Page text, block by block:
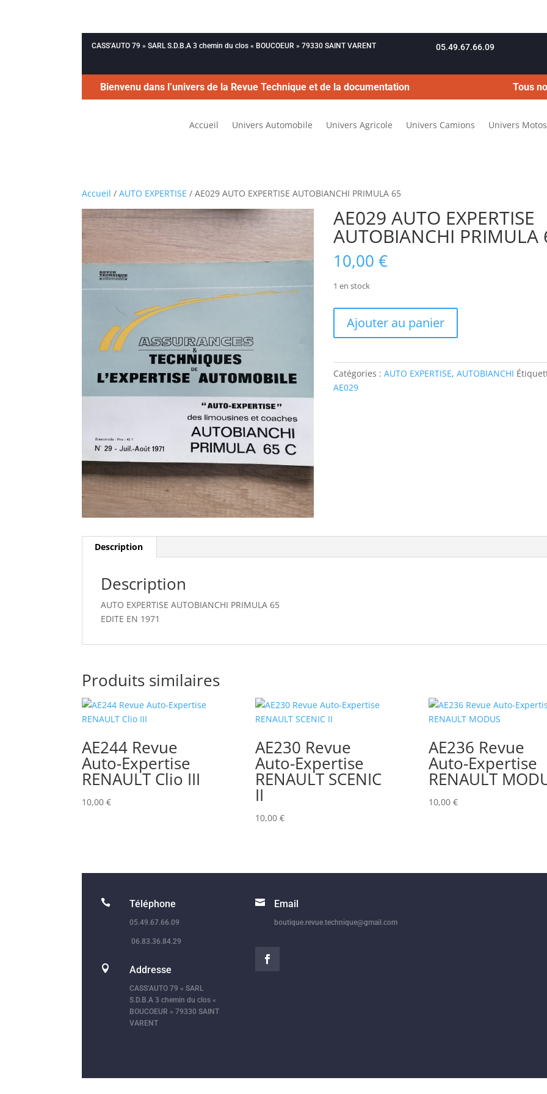
CASS’AUTO 79 » SARL S.D.B.A 3 chemin du clos « BOUCOEUR » 79330 SAINT VARENT 05.49.67.66.09
Bienvenu dans l’univers de la Revue Technique et de la documentation Tous
Accueil Univers Automobile Univers Agricole Univers Camions Univers Motos
Accueil /AUTO EXPERTISE / AE029 AUTO EXPERTISE AUTOBIANCHI PRIMULA 65
AE029 AUTO EXPERTISE
AUTOBIANCHI PRIMULA
10,00€
1 en stock
AE029
EXPERTISE
AUTOBIANCHI
Ajouter au panier
Catégories :AUTO EXPERTISE,AUTOBIANCHI
AE029
Description
Description
AUTO EXPERTISE AUTOBIANCHI PRIMULA 65
EDITE EN 1971
Produits similaires
AE244 Revue
Auto-Expertise
RENAULT Clio III
10,00€
AE230 Revue
Auto-Expertise
RENAULT SCENIC
II
10,00 €
AE236 Revue
Auto-Expertise
RENAULT
10,00 €
 Téléphone
05.49.67.66.09
06.83.36.84.29
 Addresse
CASS’AUTO 79 » SARL
S.D.B.A 3 chemin du clos «
BOUCOEUR » 79330 SAINT
VARENT
 Email
boutique.revue.technique@gmail.com